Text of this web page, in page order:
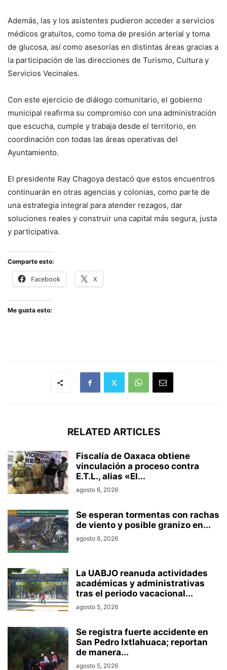
Además, las y los asistentes pudieron acceder a servicios
médicos gratuitos, como toma de presión arterial y toma
de glucosa, así como asesorías en distintas áreas gracias a
la participación de las direcciones de Turismo, Cultura y
Servicios Vecinales.
Con este ejercicio de diálogo comunitario, el gobierno
municipal reafirma su compromiso con una administración
que escucha, cumple y trabaja desde el territorio, en
coordinación con todas las áreas operativas del
Ayuntamiento.
El presidente Ray Chagoya destacó que estos encuentros
continuarán en otras agencias y colonias, como parte de
una estrategia integral para atender rezagos, dar
soluciones reales y construir una capital más segura, justa
y participativa.
Comparte esto:
Facebook X
Me gusta esto:
RELATED ARTICLES
Fiscalía de Oaxaca obtiene
vinculación a proceso contra
E.T.L., alias «El...
agosto 6, 2026
Se esperan tormentas con rachas
de viento y posible granizo en...
agosto 6, 2026
La UABJO reanuda actividades
académicas y administrativas
tras el periodo vacacional...
agosto 5, 2026
Se registra fuerte accidente en
San Pedro Ixtlahuaca; reportan
de manera...
agosto 5, 2026